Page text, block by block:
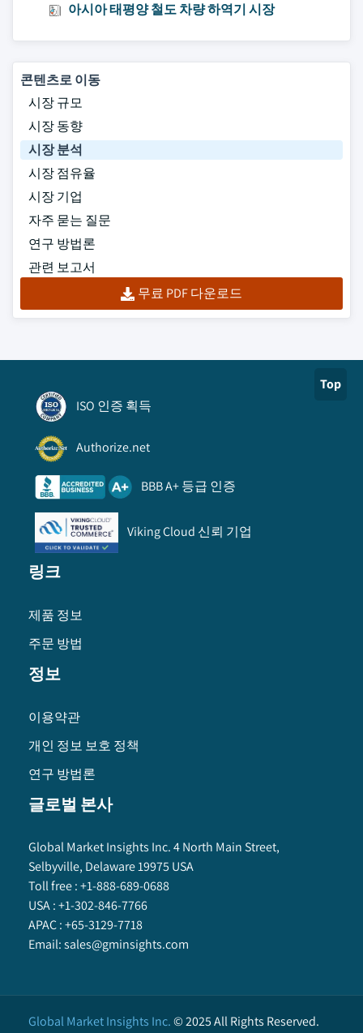
아시아 태평양 철도 차량 하역기 시장
콘텐츠로 이동
시장 규모
시장 동향
시장 분석
시장 점유율
시장 기업
자주 묻는 질문
연구 방법론
관련 보고서
무료 PDF 다운로드
Top
ISO 인증 획득
Authorize.net
BBB A+ 등급 인증
Viking Cloud 신뢰 기업
링크
제품 정보
주문 방법
정보
이용약관
개인 정보 보호 정책
연구 방법론
글로벌 본사
Global Market Insights Inc. 4 North Main Street,
Selbyville, Delaware 19975 USA
Toll free :+1-888-689-0688
USA :+1-302-846-7766
APAC :+65-3129-7718
Email:sales@gminsights.com
Global Market Insights Inc.©2025All Rights Reserved.